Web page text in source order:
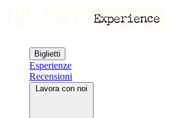
Biglietti
Esperienze
Recensioni